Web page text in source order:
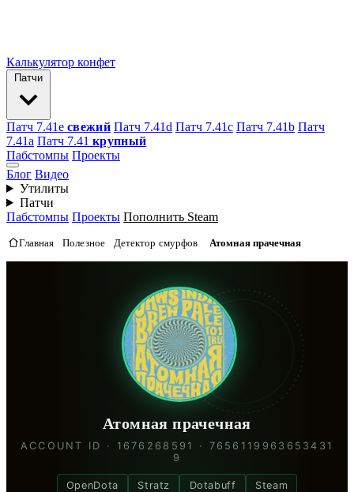
Калькулятор конфет
Патчи
Патч 7.41e свежий Патч 7.41d Патч 7.41c Патч 7.41b Патч
7.41а Патч 7.41 крупный
Пабстомпы Проекты
Блог Видео
Утилиты
Патчи
Пабстомпы Проекты Пополнить Steam
Главная Полезное Детектор смурфов Атомная прачечная
Атомная прачечная
ACCOUNT ID · 1676268591 · 7656119963653431
9
OpenDota Stratz Dotabuff Steam